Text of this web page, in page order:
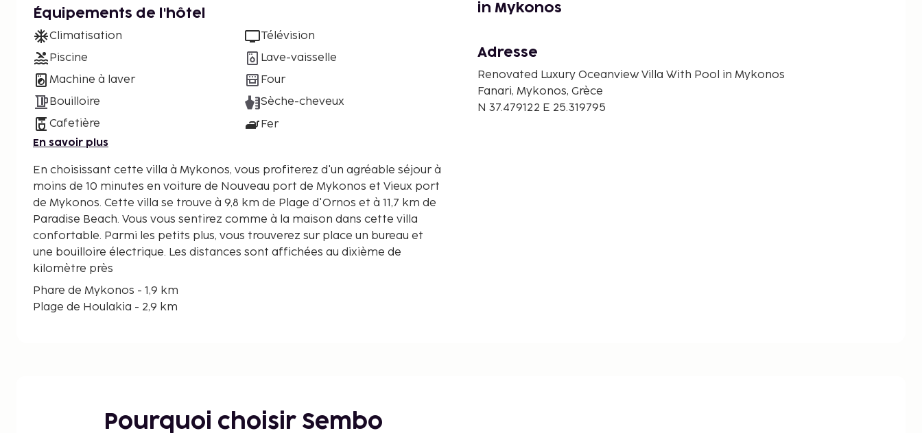
Équipements de l'hôtel
Climatisation
Piscine
Machine à laver
Bouilloire
Cafetière
Télévision
Lave-vaisselle
Four
Sèche-cheveux
Fer
En savoir plus
En choisissant cette villa à Mykonos, vous profiterez d'un agréable séjour à
moins de 10 minutes en voiture de Nouveau port de Mykonos et Vieux port
de Mykonos. Cette villa se trouve à 9,8 km de Plage d'Ornos et à 11,7 km de
Paradise Beach. Vous vous sentirez comme à la maison dans cette villa
confortable. Parmi les petits plus, vous trouverez sur place un bureau et
une bouilloire électrique. Les distances sont affichées au dixième de
kilomètre près
Phare de Mykonos - 1,9 km
Plage de Houlakia - 2,9 km
Bibliothèque de Mykonos - 6,2 km
in Mykonos
Adresse
Renovated Luxury Oceanview Villa With Pool in Mykonos
Fanari, Mykonos, Grèce
N 37.479122 E 25.319795
Pourquoi choisir Sembo